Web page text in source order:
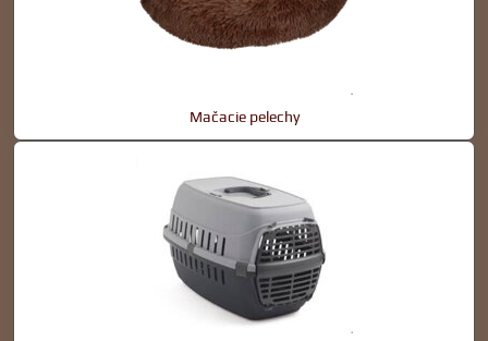
Mačacie pelechy